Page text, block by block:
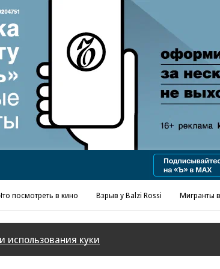
Реклама в «Ъ» www.kommersant.ru/ad
посмотреть в кино Взрыв у Balzi Rossi Мигранты
использования куки